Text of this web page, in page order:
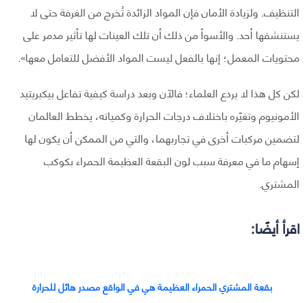
التنظيف.‏ ولزيادة الأمان فإن المواد الزائدة تُخرج من الغرفة حتى لا
يستنشقها أحد. والأسوأ من ذلك أن تلك العينات لها ‏تأثير مدمر على
محتويات المعمل؛ إنها بالفعل ليست المواد الأفضل للتعامل معها».
‎لكن كل هذا لا يردع العلماء؛ فالآن وبعد دراسة كيفية تفاعل بيكبريتيد
الأمونيوم وتغيّره باختلاف ‏درجات الحرارة وكمياته، يخطط العالمان
لتضمين مركبات أخرى في تجاربهما، والتي من الممكن أن ‏يكون لها
إسهام ما في معرفة سبب لون البقعة العظيمة الحمراء بكوكب
المشتري.
اقرأ أيضًا:
بقعة المشتري الحمراء العظيمة هي في الواقع مصدر هائل للحرارة